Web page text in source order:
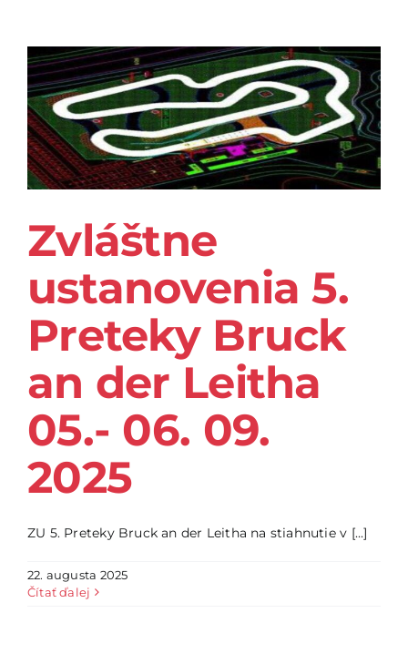
Zvláštne
ustanovenia 5.
Preteky Bruck
an der Leitha
05.- 06. 09.
2025
ZU 5. Preteky Bruck an der Leitha na stiahnutie v [...]
22. augusta 2025
Čítať ďalej